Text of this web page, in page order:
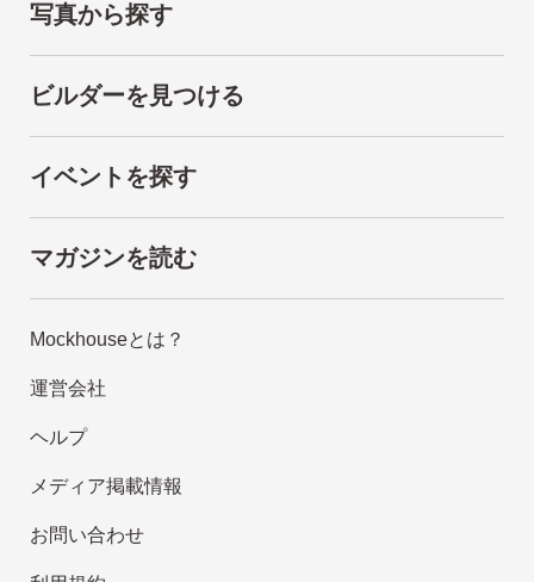
写真から探す
ビルダーを見つける
イベントを探す
マガジンを読む
Mockhouseとは？
運営会社
ヘルプ
メディア掲載情報
お問い合わせ